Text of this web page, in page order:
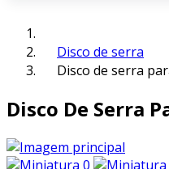
Disco de serra
Disco de serra
Disco De Serra